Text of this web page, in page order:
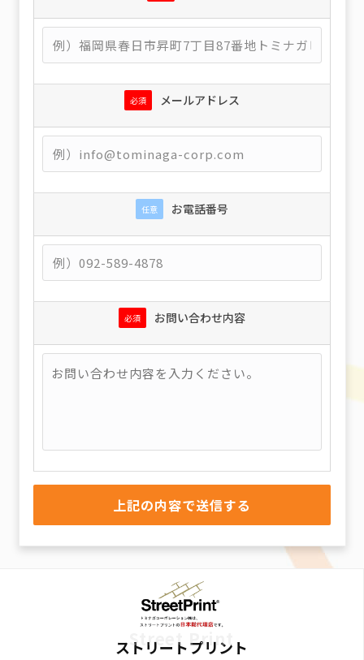
必須 メールアドレス
任意 お電話番号
必須 お問い合わせ内容
Street Print
ストリートプリント